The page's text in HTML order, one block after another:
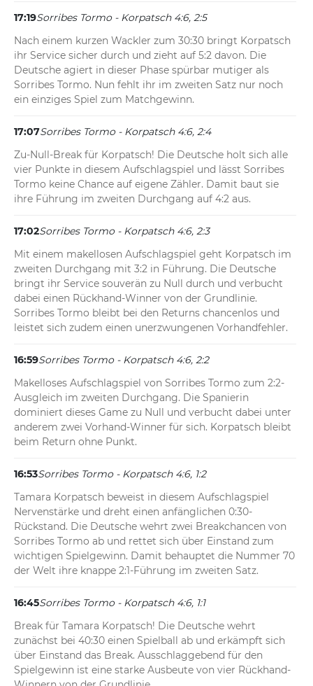
17:19Sorribes Tormo - Korpatsch 4:6, 2:5
Nach einem kurzen Wackler zum 30:30 bringt Korpatsch
ihr Service sicher durch und zieht auf 5:2 davon. Die
Deutsche agiert in dieser Phase spürbar mutiger als
Sorribes Tormo. Nun fehlt ihr im zweiten Satz nur noch
ein einziges Spiel zum Matchgewinn.
17:07Sorribes Tormo - Korpatsch 4:6, 2:4
Zu-Null-Break für Korpatsch! Die Deutsche holt sich alle
vier Punkte in diesem Aufschlagspiel und lässt Sorribes
Tormo keine Chance auf eigene Zähler. Damit baut sie
ihre Führung im zweiten Durchgang auf 4:2 aus.
17:02Sorribes Tormo - Korpatsch 4:6, 2:3
Mit einem makellosen Aufschlagspiel geht Korpatsch im
zweiten Durchgang mit 3:2 in Führung. Die Deutsche
bringt ihr Service souverän zu Null durch und verbucht
dabei einen Rückhand-Winner von der Grundlinie.
Sorribes Tormo bleibt bei den Returns chancenlos und
leistet sich zudem einen unerzwungenen Vorhandfehler.
16:59Sorribes Tormo - Korpatsch 4:6, 2:2
Makelloses Aufschlagspiel von Sorribes Tormo zum 2:2-
Ausgleich im zweiten Durchgang. Die Spanierin
dominiert dieses Game zu Null und verbucht dabei unter
anderem zwei Vorhand-Winner für sich. Korpatsch bleibt
beim Return ohne Punkt.
16:53Sorribes Tormo - Korpatsch 4:6, 1:2
Tamara Korpatsch beweist in diesem Aufschlagspiel
Nervenstärke und dreht einen anfänglichen 0:30-
Rückstand. Die Deutsche wehrt zwei Breakchancen von
Sorribes Tormo ab und rettet sich über Einstand zum
wichtigen Spielgewinn. Damit behauptet die Nummer 70
der Welt ihre knappe 2:1-Führung im zweiten Satz.
16:45Sorribes Tormo - Korpatsch 4:6, 1:1
Break für Tamara Korpatsch! Die Deutsche wehrt
zunächst bei 40:30 einen Spielball ab und erkämpft sich
über Einstand das Break. Ausschlaggebend für den
Spielgewinn ist eine starke Ausbeute von vier Rückhand-